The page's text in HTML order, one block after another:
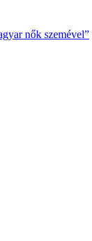
nők szemével”